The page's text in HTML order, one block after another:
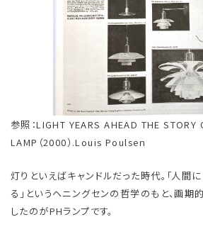
参照：LIGHT YEARS AHEAD THE STORY
LAMP（2000）.Louis Poulsen
灯りといえばキャンドルだった時代。「人間
る」というヘニングセンの哲学のもと、画期
したのがPHランプです。